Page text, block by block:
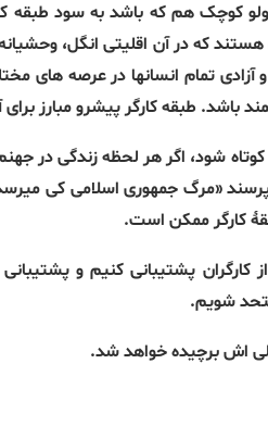
کوچک هم که باشد به سود طبقه
که در آن اقلیتی انگل،
و آزادی تمام انسانها در عرصه
باشد. طبقه کارگر پیشرو مبارز
شود، اگر هر لحظه زندگی در
«مرگ جمهوری اسلامی کی
کارگر ممکن است.
پشتیبانی کنیم و
شویم.
اش برچیده خواهد شد.